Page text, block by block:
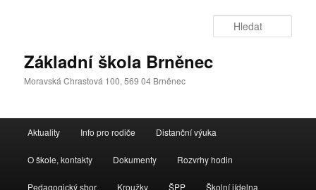
paneluZákladní škola Brněnec
Moravská Chrastová 100, 569 04 Brněnec
navigační
Aktuality Info pro rodiče Distanční výuka
O škole, kontakty Dokumenty Rozvrhy hodin
Pedagogický sbor Kroužky ŠPP Školní jídelna